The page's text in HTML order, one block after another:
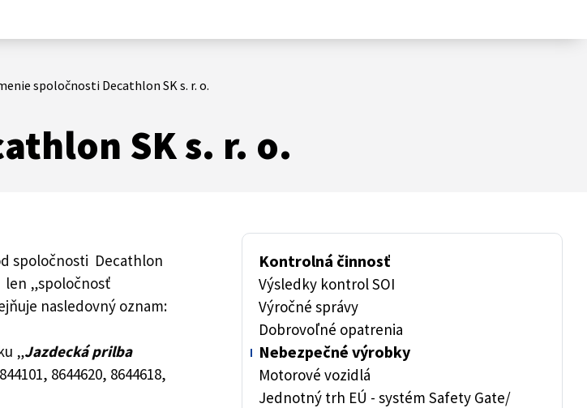
spoločnosti Decathlon SK s. r. o.
SK s. r. o.
spoločnosti Decathlon
len „spoločnosť
nasledovný oznam:
„Jazdecká prilba
8644620, 8644618,
Kontrolná činnosť
Výsledky kontrol SOI
Výročné správy
Dobrovoľné opatrenia
Nebezpečné výrobky
Motorové vozidlá
Jednotný trh EÚ - systém Safety Gate/